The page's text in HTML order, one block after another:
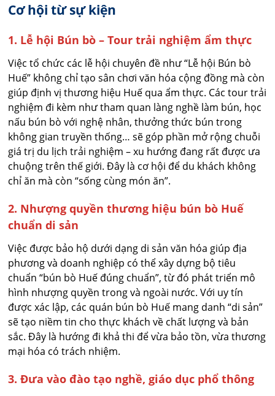
Cơ hội từ sự kiện
1. Lễ hội Bún bò – Tour trải nghiệm ẩm thực
Việc tổ chức các lễ hội chuyên đề như “Lễ hội Bún bò
Huế” không chỉ tạo sân chơi văn hóa cộng đồng mà còn
giúp định vị thương hiệu Huế qua ẩm thực. Các tour trải
nghiệm đi kèm như tham quan làng nghề làm bún, học
nấu bún bò với nghệ nhân, thưởng thức bún trong
không gian truyền thống… sẽ góp phần mở rộng chuỗi
giá trị du lịch trải nghiệm – xu hướng đang rất được ưa
chuộng trên thế giới. Đây là cơ hội để du khách không
chỉ ăn mà còn “sống cùng món ăn”.
2. Nhượng quyền thương hiệu bún bò Huế
chuẩn di sản
Việc được bảo hộ dưới dạng di sản văn hóa giúp địa
phương và doanh nghiệp có thể xây dựng bộ tiêu
chuẩn “bún bò Huế đúng chuẩn”, từ đó phát triển mô
hình nhượng quyền trong và ngoài nước. Với uy tín
được xác lập, các quán bún bò Huế mang danh “di sản”
sẽ tạo niềm tin cho thực khách về chất lượng và bản
sắc. Đây là hướng đi khả thi để vừa bảo tồn, vừa thương
mại hóa có trách nhiệm.
3. Đưa vào đào tạo nghề, giáo dục phổ thông